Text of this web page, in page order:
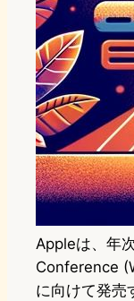
Appleは、年
Conference
に向けて発売